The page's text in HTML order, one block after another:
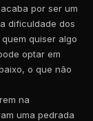
por ser um
dificuldade dos
quiser algo
optar em
o que não
na
uma pedrada